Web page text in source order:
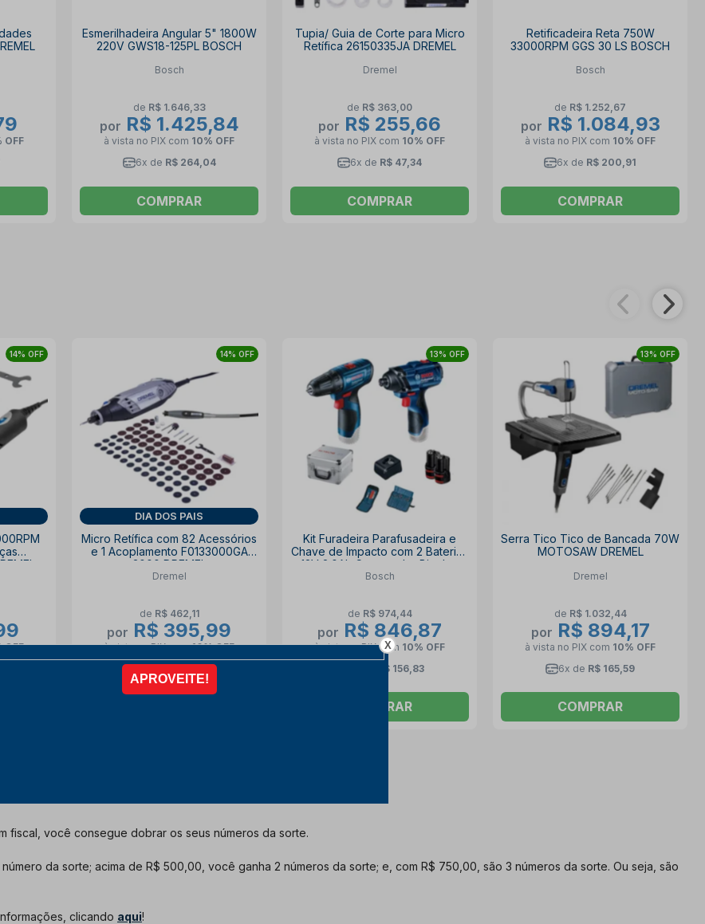
OFF
Esmerilhadeira Angular 5" 1800W
220V GWS18-125PL BOSCH
Bosch
de R$ 1.646,33
por R$ 1.425,84
à vista no PIX com 10% OFF
6x de R$ 264,04
COMPRAR
Tupia/ Guia de Corte para Micro
Retífica 26150335JA DREMEL
Dremel
de R$ 363,00
por R$ 255,66
à vista no PIX com 10% OFF
6x de R$ 47,34
COMPRAR
Retificadeira Reta 750W
33000RPM GGS 30 LS BOSCH
Bosch
de R$ 1.252,67
por R$ 1.084,93
à vista no PIX com 10% OFF
6x de R$ 200,91
COMPRAR
14% OFF
OFF
14% OFF
DIA DOS PAIS
Micro Retífica com 82 Acessórios
e 1 Acoplamento F0133000GA
3000 DREMEL
Dremel
de R$ 462,11
por R$ 395,99
à vista no PIXcom10% OFF
6x deR$ 73,33
13% OFF
Kit Furadeira Parafusadeira e
Chave de Impacto com 2 Baterias
12V 2.0Ah Carregador Bivolt e
Maleta 06019G80E3 BOSCH
Bosch
de R$ 974,44
por R$ 846,87
à vista no PIXcom 10% OFF
R$ 156,83
COMPRAR
13% OFF
Serra Tico Tico de Bancada 70W
MOTOSAW DREMEL
Dremel
de R$ 1.032,44
por R$ 894,17
à vista no PIX com 10% OFF
6x de R$ 165,59
COMPRAR
fiscal, você consegue dobrar os seus números da sorte.
da sorte; acima de R$ 500,00, você ganha 2 números da sorte; e, com R$ 750,00, são 3 números da sorte. Ou seja, são
clicando aqui!
X